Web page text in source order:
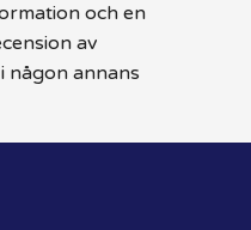
och en
av
någon annans